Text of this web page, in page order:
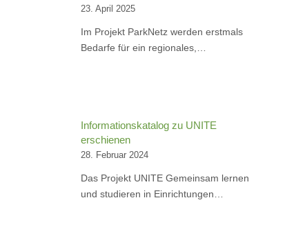
23. April 2025
Im Projekt ParkNetz werden erstmals
Bedarfe für ein regionales,…
Informationskatalog zu UNITE
erschienen
28. Februar 2024
Das Projekt UNITE Gemeinsam lernen
und studieren in Einrichtungen…